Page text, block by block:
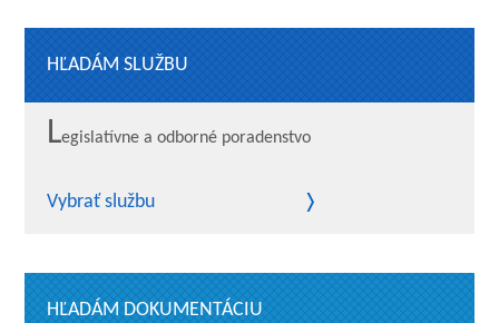
HĽADÁM SLUŽBU
Legislatívne a odborné poradenstvo
Vybrať službu
HĽADÁM DOKUMENTÁCIU